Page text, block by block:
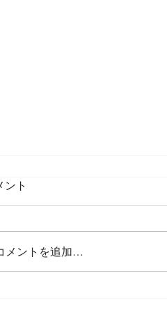
ニュアンスネイル
ント
メントを追加…